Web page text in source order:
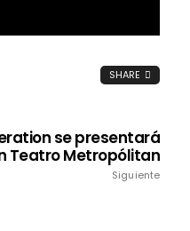
SHARE
se presentará
Teatro Metropólitan
Siguiente